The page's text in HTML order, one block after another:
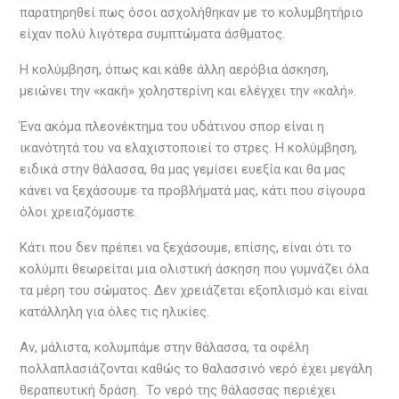
παρατηρηθεί πως όσοι ασχολήθηκαν με το κολυμβητήριο
είχαν πολύ λιγότερα συμπτώματα άσθματος.
Η κολύμβηση, όπως και κάθε άλλη αερόβια άσκηση,
μειώνει την «κακή» χοληστερίνη και ελέγχει την «καλή».
Ένα ακόμα πλεονέκτημα του υδάτινου σπορ είναι η
ικανότητά του να ελαχιστοποιεί το στρες. Η κολύμβηση,
ειδικά στην θάλασσα, θα μας γεμίσει ευεξία και θα μας
κάνει να ξεχάσουμε τα προβλήματά μας, κάτι που σίγουρα
όλοι χρειαζόμαστε.
Κάτι που δεν πρέπει να ξεχάσουμε, επίσης, είναι ότι το
κολύμπι θεωρείται μια ολιστική άσκηση που γυμνάζει όλα
τα μέρη του σώματος. Δεν χρειάζεται εξοπλισμό και είναι
κατάλληλη για όλες τις ηλικίες.
Αν, μάλιστα, κολυμπάμε στην θάλασσα, τα οφέλη
πολλαπλασιάζονται καθώς το θαλασσινό νερό έχει μεγάλη
θεραπευτική δράση. Το νερό της θάλασσας περιέχει